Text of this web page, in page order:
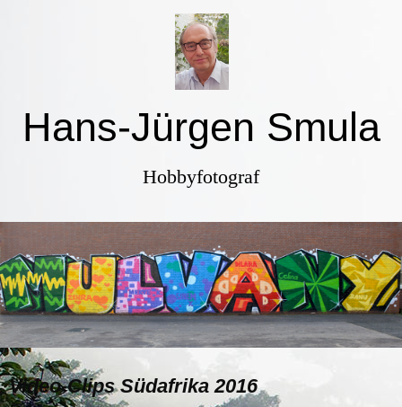
Hans-Jürgen Smula
Hobbyfotograf
Video-Clips Südafrika 2016